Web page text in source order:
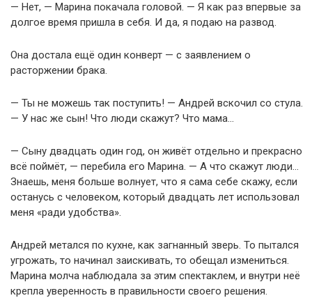
— Нет, — Марина покачала головой. — Я как раз впервые за
долгое время пришла в себя. И да, я подаю на развод.
Она достала ещё один конверт — с заявлением о
расторжении брака.
— Ты не можешь так поступить! — Андрей вскочил со стула.
— У нас же сын! Что люди скажут? Что мама…
— Сыну двадцать один год, он живёт отдельно и прекрасно
всё поймёт, — перебила его Марина. — А что скажут люди…
Знаешь, меня больше волнует, что я сама себе скажу, если
останусь с человеком, который двадцать лет использовал
меня «ради удобства».
Андрей метался по кухне, как загнанный зверь. То пытался
угрожать, то начинал заискивать, то обещал измениться.
Марина молча наблюдала за этим спектаклем, и внутри неё
крепла уверенность в правильности своего решения.